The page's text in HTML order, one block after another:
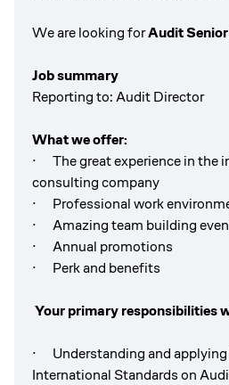
We are looking forAudit Senior
Job summary
Reporting to: Audit Director
What we offer:
· The great experience in the
consulting company
· Professional work
· Amazing team building
· Annual promotions
· Perk and benefits
Your primary responsibilities
· Understanding and
International Standards on